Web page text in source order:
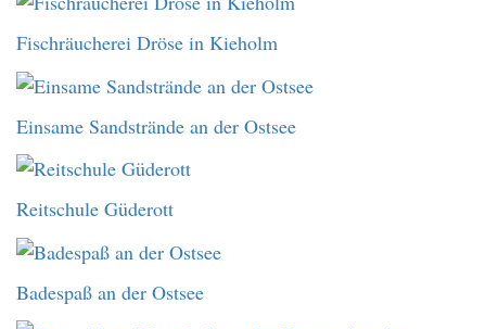
Fischräucherei Dröse in Kieholm
Einsame Sandstrände an der Ostsee
Reitschule Güderott
Badespaß an der Ostsee